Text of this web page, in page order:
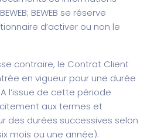
BEWEB se réserve
d’activer ou non le
contraire, le Contrat Client
en vigueur pour une durée
l’issue de cette période
aux termes et
des durées successives selon
mois ou une année).